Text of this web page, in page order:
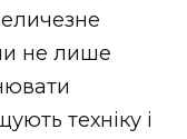
не лише
техніку і